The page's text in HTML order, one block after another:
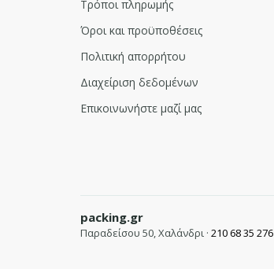
Τρόποι πληρωμής
Όροι και προϋποθέσεις
Πολιτική απορρήτου
Διαχείριση δεδομένων
Επικοινωνήστε μαζί μας
packing.gr
Παραδείσου 50, Χαλάνδρι · 210 68 35 276